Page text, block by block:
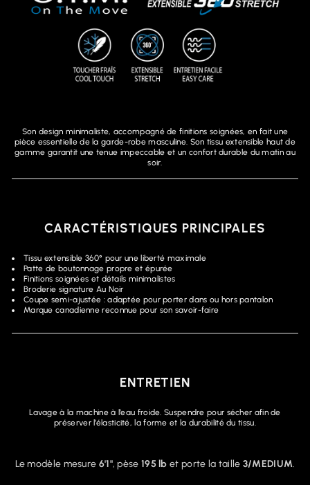
Son design minimaliste, accompagné de finitions soignées, en fait une
pièce essentielle de la garde-robe masculine. Son tissu extensible haut de
gamme garantit une tenue impeccable et un confort durable du matin au
soir.
CARACTÉRISTIQUES PRINCIPALES
Tissu extensible 360° pour une liberté maximale
Patte de boutonnage propre et épurée
Finitions soignées et détails minimalistes
Broderie signature Au Noir
Coupe semi-ajustée : adaptée pour porter dans ou hors pantalon
Marque canadienne reconnue pour son savoir-faire
ENTRETIEN
Lavage à la machine à l’eau froide. Suspendre pour sécher afin de
préserver l’élasticité, la forme et la durabilité du tissu.
Le modèle mesure 6'1", pèse 195 lb et porte la taille 3/MEDIUM.